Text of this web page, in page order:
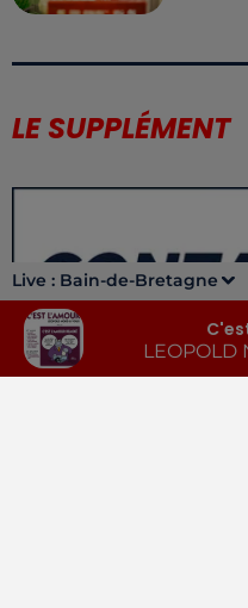
Live : Bain-de-Bretagne
LEOPOLD
LE SUPPLÉMENT